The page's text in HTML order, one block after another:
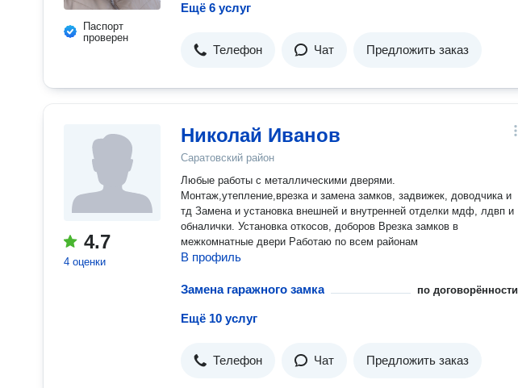
Паспорт
проверен
Ещё 6 услуг
Телефон Чат Предложить заказ
4.7
4 оценки
Николай Иванов
Саратовский район
Любые работы с металлическими дверями.
Монтаж,утепление,врезка и замена замков, задвижек, доводчика и
тд Замена и установка внешней и внутренней отделки мдф, лдвп и
обналички. Установка откосов, доборов Врезка замков в
межкомнатные двери Работаю по всем районам
В профиль
Замена гаражного замка по договорённости
Ещё 10 услуг
Телефон Чат Предложить заказ